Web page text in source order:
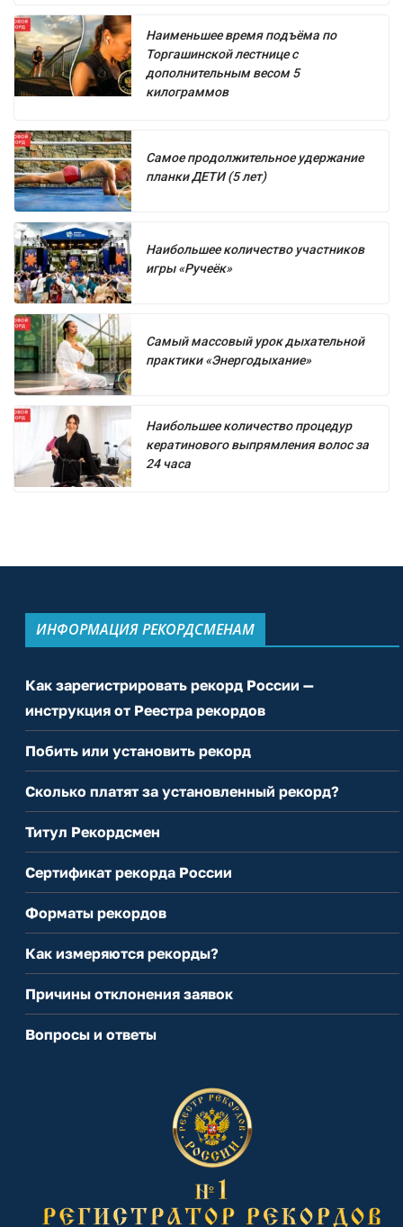
Наименьшее время подъёма по
Торгашинской лестнице с
дополнительным весом 5
килограммов
Самое продолжительное удержание
планки ДЕТИ (5 лет)
Наибольшее количество участников
игры «Ручеёк»
Самый массовый урок дыхательной
практики «Энергодыхание»
Наибольшее количество процедур
кератинового выпрямления волос за
24 часа
ИНФОРМАЦИЯ РЕКОРДСМЕНАМ
Как зарегистрировать рекорд России —
инструкция от Реестра рекордов
Побить или установить рекорд
Сколько платят за установленный рекорд?
Титул Рекордсмен
Сертификат рекорда России
Форматы рекордов
Как измеряются рекорды?
Причины отклонения заявок
Вопросы и ответы